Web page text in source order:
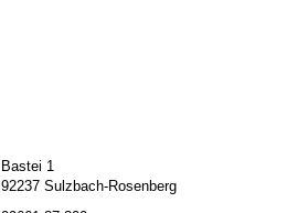
Bastei 1
92237 Sulzbach-Rosenberg